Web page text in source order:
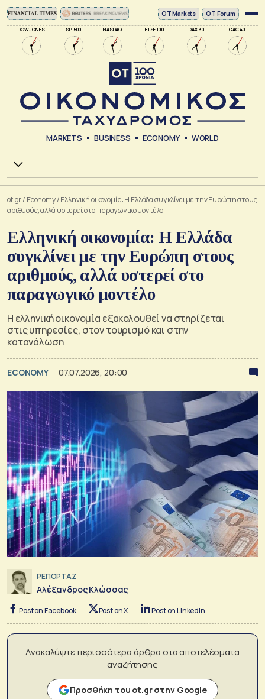
DOW JONES SP 500 NASDAQ FTSE 100 DAX 30 CAC 40
ΟΤ Markets OT Forum
MARKETS BUSINESS ECONOMY WORLD
Χ.Α.
ot.gr/ Economy/Ελληνική οικονομία: Η Ελλάδα συγκλίνει με την Ευρώπη στους
αριθμούς, αλλά υστερεί στο παραγωγικό μοντέλο
Ελληνική οικονομία: Η Ελλάδα
συγκλίνει με την Ευρώπη στους
αριθμούς, αλλά υστερεί στο
παραγωγικό μοντέλο
Η ελληνική οικονομία εξακολουθεί να στηρίζεται
στις υπηρεσίες, στον τουρισμό και στην
κατανάλωση
ECONOMY 07.07.2026, 20:00
ΡΕΠΟΡΤΑΖ
Αλέξανδρος Κλώσσας
Post on Facebook Post on X Post on LinkedIn
Ανακαλύψτε περισσότερα άρθρα στα αποτελέσματα
αναζήτησης
Προσθήκη του ot.gr στην Google